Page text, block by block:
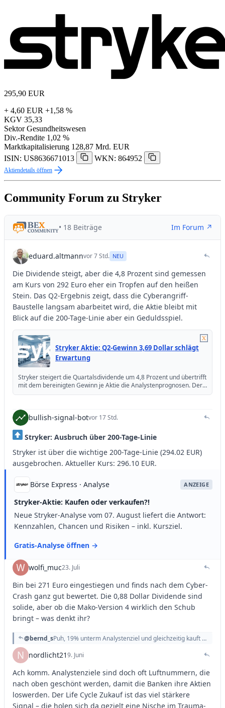
295,90 EUR
+ 4,60 EUR +1,58 %
KGV 35,33
Sektor Gesundheitswesen
Div.-Rendite 1,02 %
Marktkapitalisierung 128,87 Mrd. EUR
ISIN: US8636671013
WKN: 864952
Aktiendetails öffnen
Community Forum zu Stryker